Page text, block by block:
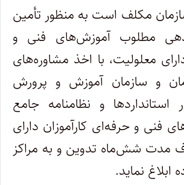
مکلف است به منظور تأمین
مطلوب آموزش‌های فنی و
معلولیت، با اخذ مشاوره‌‏های
و سازمان آموزش و پرورش
استانداردها و نظام‏نامه جامع
فنی و حرفه‌‏ای کارآموزان دارای
مدت شش‌ماه تدوین و به مراکز
نماید.